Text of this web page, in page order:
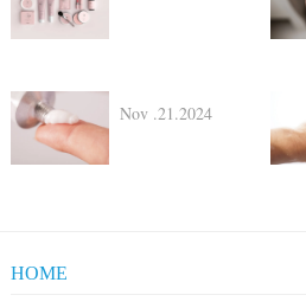
Nov .21.2024
HOME